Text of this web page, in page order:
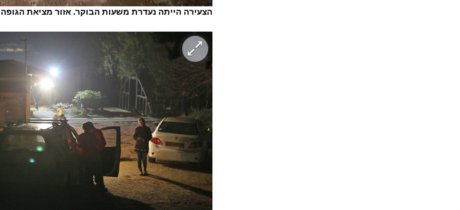
הצעירה הייתה נעדרת משעות הבוקר. אזור מציאת הגופה